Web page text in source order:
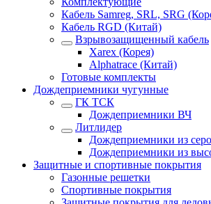
Кабель Samreg, SRL, SRG
Кабель RGD (Китай)
Взрывозащищенный кабель
Xarex (Корея)
Alphatrace (Китай)
Готовые комплекты
Дождеприемники чугунные
ГК ТСК
Дождеприемники ВЧ
Литлидер
Дождеприемники из
Дождеприемники из
Защитные и спортивные покрытия
Газонные решетки
Спортивные покрытия